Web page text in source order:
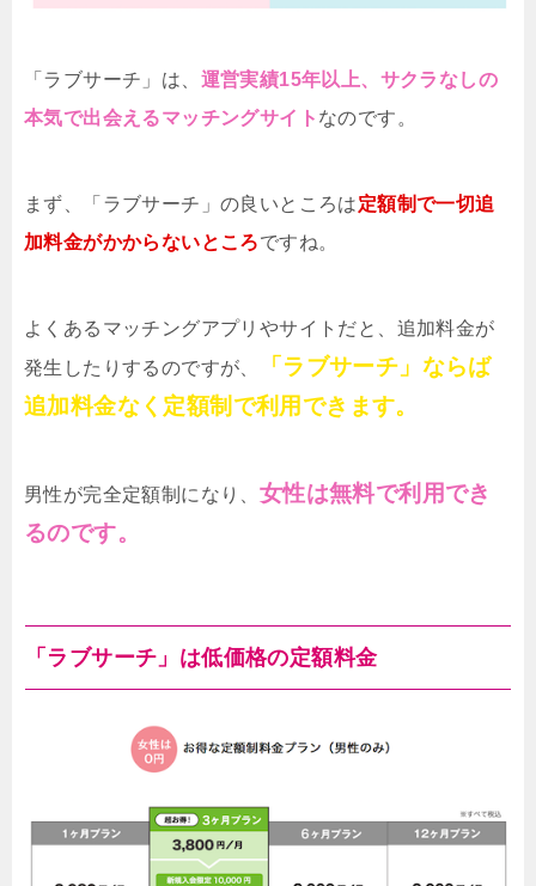
「ラブサーチ」は、 運営実績15年以上、サクラなしの
本気で出会えるマッチングサイト なのです。
まず、「ラブサーチ」の良いところは定額制で一切追
加料金がかからないところですね。
よくあるマッチングアプリやサイトだと、追加料金が
発生したりするのですが、
「ラブサーチ」ならば
追加料金なく定額制で利用できます。
男性が完全定額制になり、 女性は無料で利用でき
るのです。
「ラブサーチ」は低価格の定額料金